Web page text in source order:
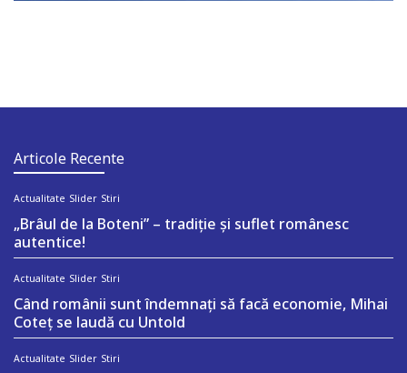
Articole Recente
Actualitate Slider Stiri
„Brâul de la Boteni” – tradiție și suflet românesc
autentice!
Actualitate Slider Stiri
Când românii sunt îndemnați să facă economie, Mihai
Coteț se laudă cu Untold
Actualitate Slider Stiri